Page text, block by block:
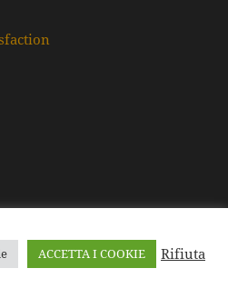
ACCETTA I COOKIE Rifiuta